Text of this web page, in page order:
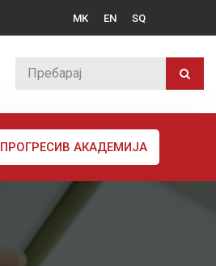
MK EN SQ
ПРОГРЕСИВ АКАДЕМИЈА